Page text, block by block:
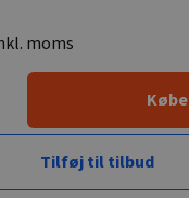
moms
Købe
Tilføj til tilbud